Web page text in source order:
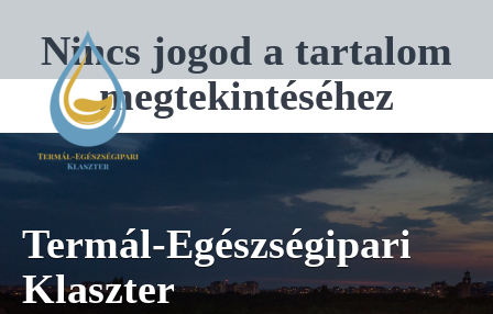
Nincs jogod a tartalom
megtekintéséhez
Termál-Egészségipari
Klaszter